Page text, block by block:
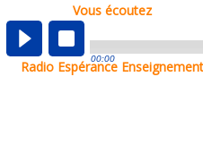
Vous écoutez
00:00
Radio Espérance Enseignement
00:01
00:59 Didier • Homélies
01:27 Père Matthieu